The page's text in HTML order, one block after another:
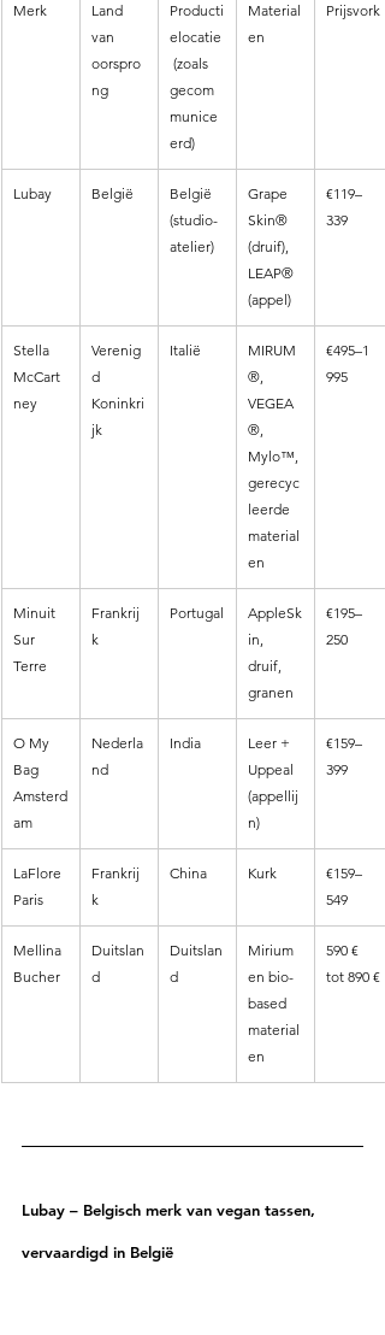
Merk
Land
van
oorspro
ng
Producti
elocatie
(zoals
gecom
munice
erd)
Material
en
Prijsvork
Lubay België
België
(studio-
atelier)
Grape
Skin®
(druif),
LEAP®
(appel)
€119–
339
Stella
McCart
ney
Verenig
d
Koninkri
jk
Italië
MIRUM
®,
VEGEA
®,
Mylo™,
gerecyc
leerde
material
en
€495–1
995
Minuit
Sur
Terre
Frankrij
k
Portugal
AppleSk
in,
druif,
granen
€195–
250
O My
Bag
Amsterd
am
Nederla
nd
India
Leer +
Uppeal
(appellij
n)
€159–
399
LaFlore
Paris
Frankrij
k
China Kurk
€159–
549
Mellina
Bucher
Duitslan
d
Duitslan
d
Mirium
en bio-
based
material
en
590 €
tot 890 €
Lubay – Belgisch merk van vegan tassen,
vervaardigd in België